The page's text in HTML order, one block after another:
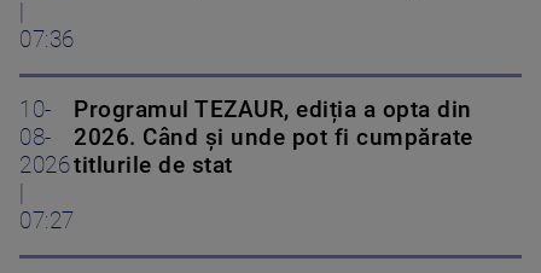
07:36
10-
08-
2026
07:27
Programul TEZAUR, ediția a opta din
2026. Când şi unde pot fi cumpărate
titlurile de stat